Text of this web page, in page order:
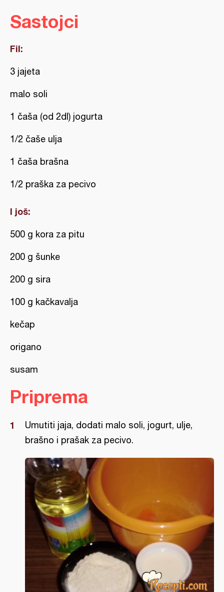
Sastojci
Fil:
3 jajeta
malo soli
1 čaša (od 2dl) jogurta
1/2 čaše ulja
1 čaša brašna
1/2 praška za pecivo
I još:
500 g kora za pitu
200 g šunke
200 g sira
100 g kačkavalja
kečap
origano
susam
Priprema
Umutiti jaja, dodati malo soli, jogurt, ulje,
brašno i prašak za pecivo.